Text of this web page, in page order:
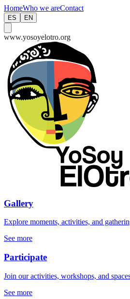
HomeWho we areContact
ES EN
www.yosoyelotro.org
Gallery
Explore moments, activities, and
See more
Participate
Join our activities, workshops, and
See more